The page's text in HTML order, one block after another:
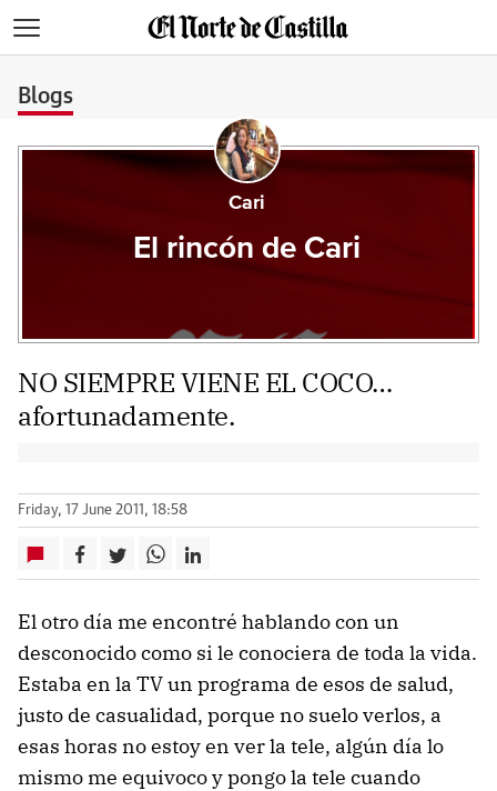
Blogs
Cari
El rincón de Cari
NO SIEMPRE VIENE EL COCO…
afortunadamente.
Friday, 17 June 2011, 18:58
El otro día me encontré hablando con un
desconocido como si le conociera de toda la vida.
Estaba en la TV un programa de esos de salud,
justo de casualidad, porque no suelo verlos, a
esas horas no estoy en ver la tele, algún día lo
mismo me equivoco y pongo la tele cuando